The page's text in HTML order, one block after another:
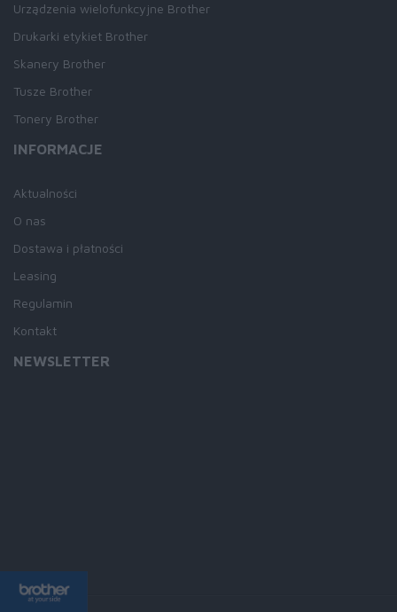
Urządzenia wielofunkcyjne Brother
Drukarki etykiet Brother
Skanery Brother
Tusze Brother
Tonery Brother
INFORMACJE
Aktualności
O nas
Dostawa i płatności
Leasing
Regulamin
Kontakt
NEWSLETTER